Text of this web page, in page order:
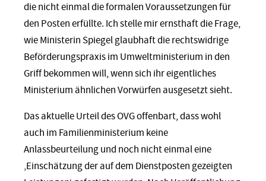
die nicht einmal die formalen Voraussetzungen für
den Posten erfüllte. Ich stelle mir ernsthaft die Frage,
wie Ministerin Spiegel glaubhaft die rechtswidrige
Beförderungspraxis im Umweltministerium in den
Griff bekommen will, wenn sich ihr eigentliches
Ministerium ähnlichen Vorwürfen ausgesetzt sieht.
Das aktuelle Urteil des OVG offenbart, dass wohl
auch im Familienministerium keine
Anlassbeurteilung und noch nicht einmal eine
‚Einschätzung der auf dem Dienstposten gezeigten